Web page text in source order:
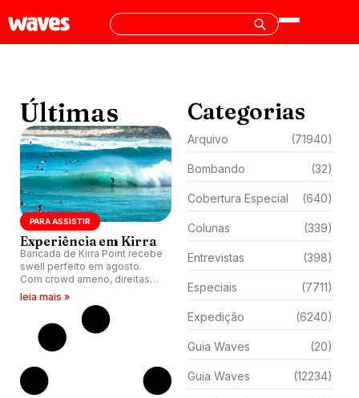
Últimas
PARA ASSISTIR
Experiência em Kirra
Bancada de Kirra Point recebe
swell perfeito em agosto.
Com crowd ameno, direitas
reforçam potencial da região.
leia mais »
Categorias
Arquivo (71940)
Bombando (32)
Cobertura Especial (640)
Colunas (339)
Entrevistas (398)
Especiais (7711)
Expedição (6240)
Guia Waves (20)
Guia Waves (12234)